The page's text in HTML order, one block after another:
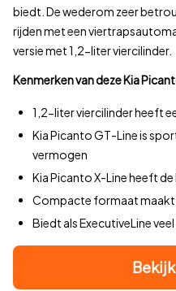
230.000–240.000 km
240.000–250.000 km
250.000–260.000 km
260.000–270.000 km
280.000–290.000 km
290.000 km
Wat is de gemiddelde prijs
Minimumprijs, gemiddelde
2012
biedt. De wederom zeer
rijden met een
versie met 1,2-liter viercilinder.
Kenmerken van deze Kia
1,2-liter viercilinder heeft
Kia Picanto GT-Line is
vermogen
Kia Picanto X-Line heeft de
Compacte formaat maakt
Biedt als ExecutiveLine veel